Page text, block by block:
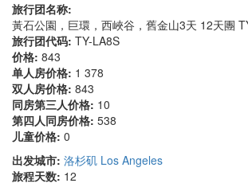
旅行团名称:
黃石公園，巨環，西峽谷，舊金山3天 12天團
旅行团代码: TY-LA8S
价格: 843
单人房价格: 1 378
双人房价格: 843
同房第三人价格: 10
第四人同房价格: 538
儿童价格: 0
出发城市: 洛杉矶 Los Angeles
旅程天数: 12